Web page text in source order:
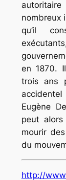
nombreux
qu’il
en 1870.
trois ans
Eugène
peut
mourir
du
http://